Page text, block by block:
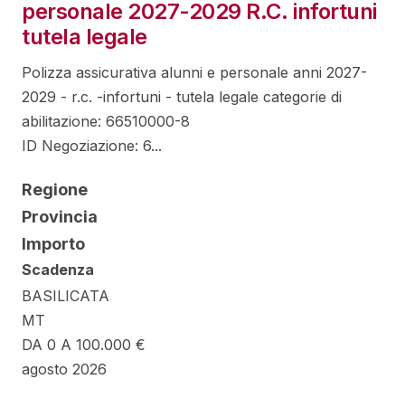
personale 2027-2029 R.C. infortuni
tutela legale
Polizza assicurativa alunni e personale anni 2027-
2029 - r.c. -infortuni - tutela legale categorie di
abilitazione: 66510000-8
ID Negoziazione: 6...
Regione
Provincia
Importo
Scadenza
BASILICATA
MT
DA 0 A 100.000 €
agosto 2026